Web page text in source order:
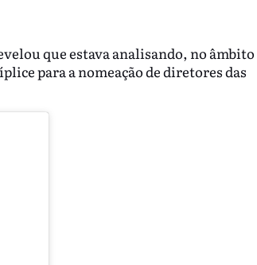
que estava analisando, no âmbito
para a nomeação de diretores das